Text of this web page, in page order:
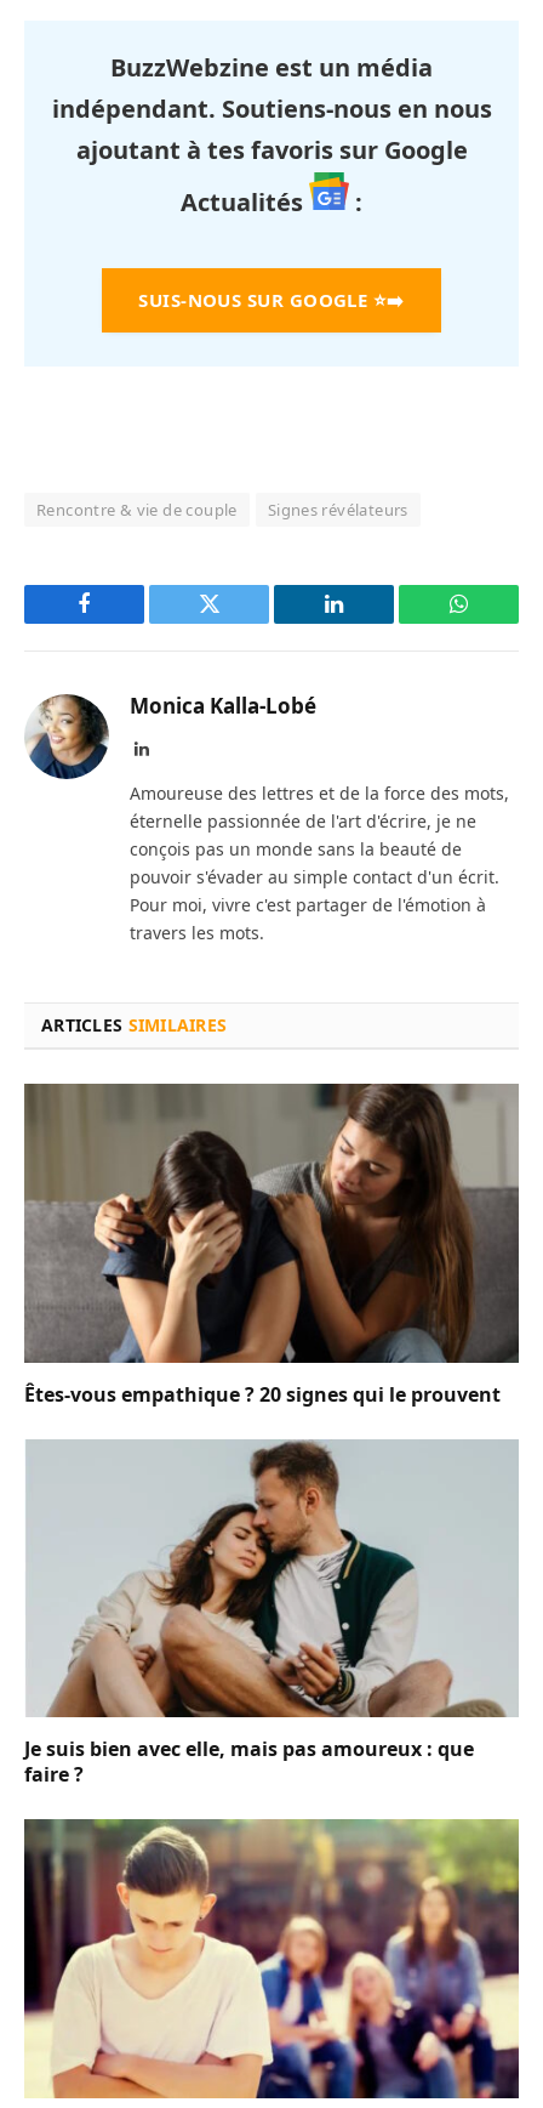
BuzzWebzine est un média
indépendant. Soutiens-nous en nous
ajoutant à tes favoris sur Google
Actualités
:
SUIS-NOUS SUR GOOGLE ⭐➡️
Rencontre & vie de couple Signes révélateurs
Facebook Twitter LinkedIn
Monica Kalla-Lobé
LinkedIn
Amoureuse des lettres et de la force des mots,
éternelle passionnée de l'art d'écrire, je ne
conçois pas un monde sans la beauté de
pouvoir s'évader au simple contact d'un écrit.
Pour moi, vivre c'est partager de l'émotion à
travers les mots.
ARTICLES SIMILAIRES
Êtes-vous empathique ? 20 signes qui le prouvent
Je suis bien avec elle, mais pas amoureux : que
faire ?